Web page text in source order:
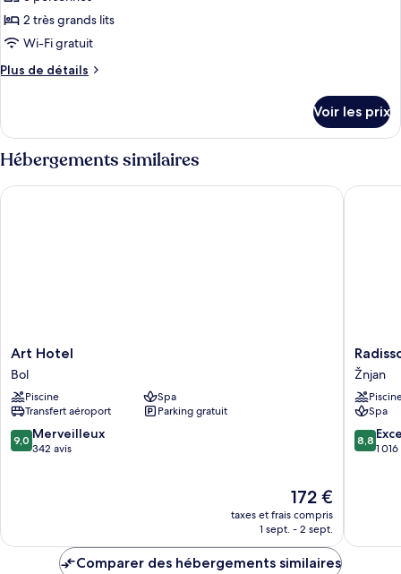
type
de
chambre :
Family
2 très grands lits
Wi-Fi gratuit
Plus de détails
Plus
le
type
de
chambre
Family
Voir les prix
Hébergements similaires
Art
Hotel
Bol
Art Hotel
Bol
Piscine
Spa
Transfert aéroport
Parking gratuit
9.0
sur
9,0 Merveilleux
342 avis
Le
nouveau
prix
de
172 €
taxes et frais compris
1 sept. - 2 sept.
Art Hotel
Blu
Resort
&
Spa,
Split
Žnjan
Žnjan
Spa
8.8
sur
8,8
1
Comparer des hébergements similaires